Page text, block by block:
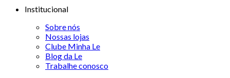
Institucional
Sobre nós
Nossas lojas
Clube Minha Le
Blog da Le
Trabalhe conosco